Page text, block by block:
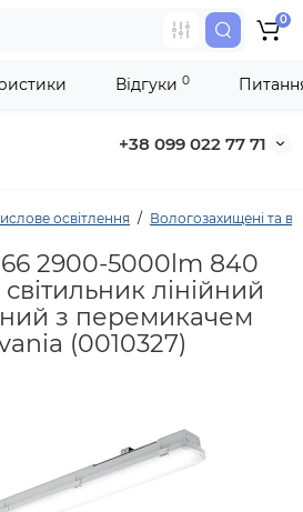
+38 099 022 77 71
0
освітлення Вологозахищені та
2900-5000lm 840
лінійний
з перемикачем
(0010327)
Відгуки 0